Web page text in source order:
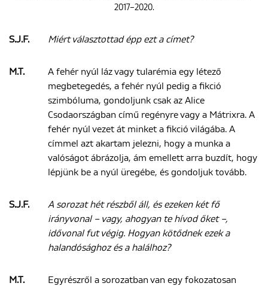
2017–2020.
S.J.F. Miért választottad épp ezt a címet?
M.T.
A fehér nyúl láz vagy tularémia egy létező
megbetegedés, a fehér nyúl pedig a fikció
szimbóluma, gondoljunk csak az Alice
Csodaországban című regényre vagy a Mátrixra. A
fehér nyúl vezet át minket a fikció világába. A
címmel azt akartam jelezni, hogy a munka a
valóságot ábrázolja, ám emellett arra buzdít, hogy
lépjünk be a nyúl üregébe, és gondoljuk tovább.
S.J.F.
A sorozat hét részből áll, és ezeken két fő
irányvonal – vagy, ahogyan te hívod őket –,
idővonal fut végig. Hogyan kötődnek ezek a
halandósághoz és a halálhoz?
M.T.
Egyrészről a sorozatban van egy fokozatosan